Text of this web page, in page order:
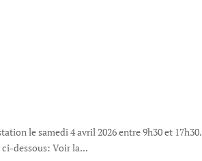
le samedi 4 avril 2026 entre 9h30 et 17h30.
dessous: Voir la...